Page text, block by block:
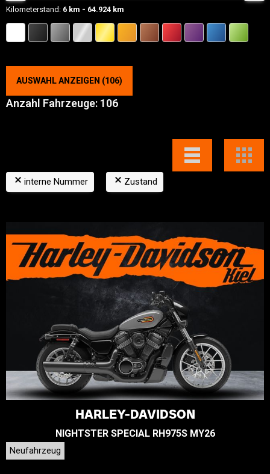
Kilometerstand: 6 km 64.924 km
AUSWAHL ANZEIGEN (106)
Anzahl Fahrzeuge: 106
interne Nummer Zustand
HARLEY-DAVIDSON
NIGHTSTER SPECIAL RH975S MY26
Neufahrzeug